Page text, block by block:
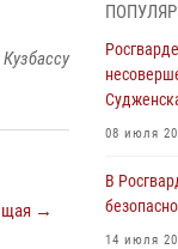
→
В
ордена
05 августа
05 августа
08 июля
В
14 июля